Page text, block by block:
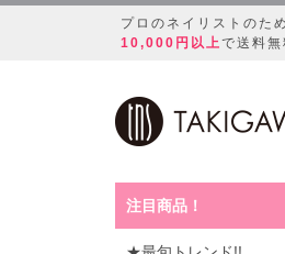
プロのネイリストのた
10,000円以上で送料
注目商品！